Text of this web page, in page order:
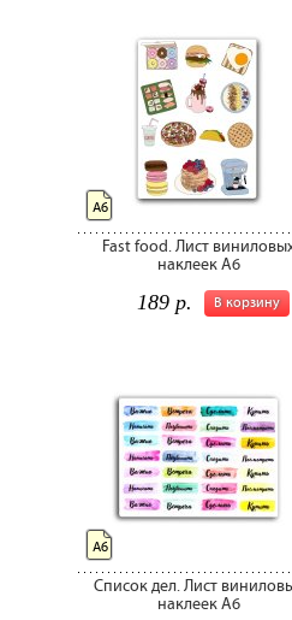
Fast food. Лист
наклеек А6
В корзину
189 р.
А6
Список дел. Лист
наклеек А6
А6